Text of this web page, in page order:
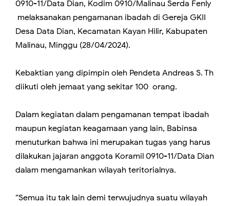
0910-11/Data Dian, Kodim 0910/Malinau Serda Fenly
melaksanakan pengamanan ibadah di Gereja GKII
Desa Data Dian, Kecamatan Kayan Hilir, Kabupaten
Malinau, Minggu (28/04/2024).
Kebaktian yang dipimpin oleh Pendeta Andreas S. Th
diikuti oleh jemaat yang sekitar 100 orang.
Dalam kegiatan dalam pengamanan tempat ibadah
maupun kegiatan keagamaan yang lain, Babinsa
menuturkan bahwa ini merupakan tugas yang harus
dilakukan jajaran anggota Koramil 0910-11/Data Dian
dalam mengamankan wilayah teritorialnya.
“Semua itu tak lain demi terwujudnya suatu wilayah